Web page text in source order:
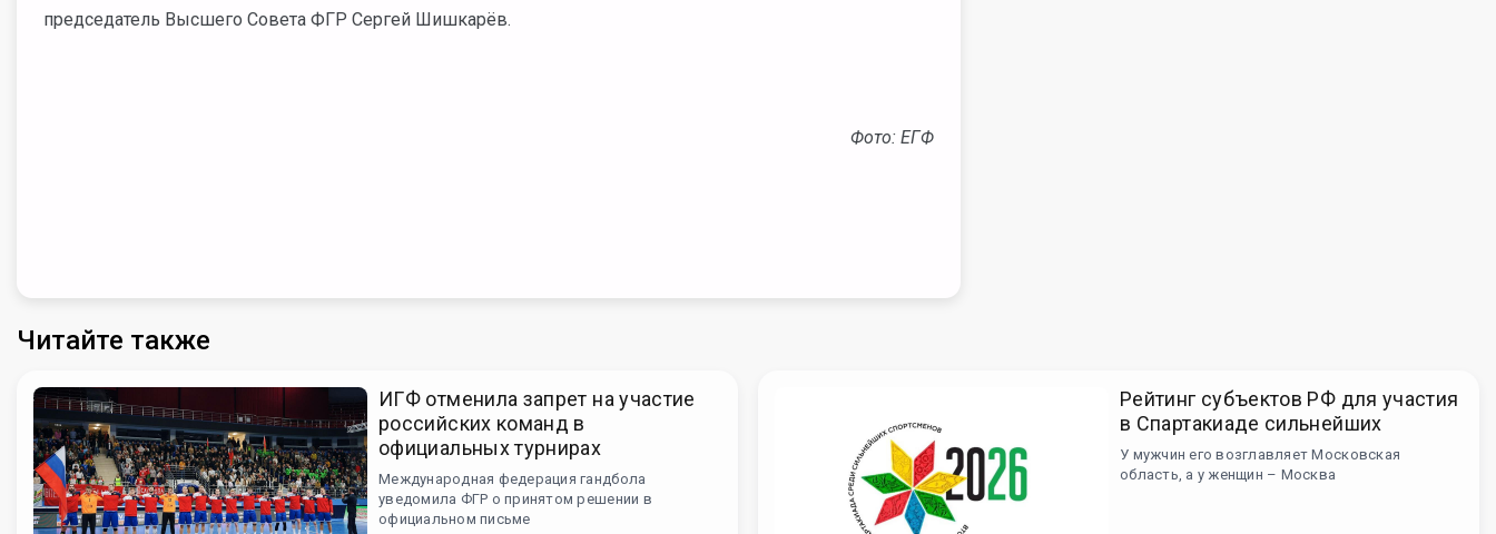
председатель Высшего Совета ФГР Сергей Шишкарёв.
Фото: ЕГФ
Читайте также
ИГФ отменила запрет на участие
российских команд в
официальных турнирах
Международная федерация гандбола
уведомила ФГР о принятом решении в
официальном письме
Рейтинг субъектов РФ для участия
в Спартакиаде сильнейших
У мужчин его возглавляет Московская
область, а у женщин – Москва